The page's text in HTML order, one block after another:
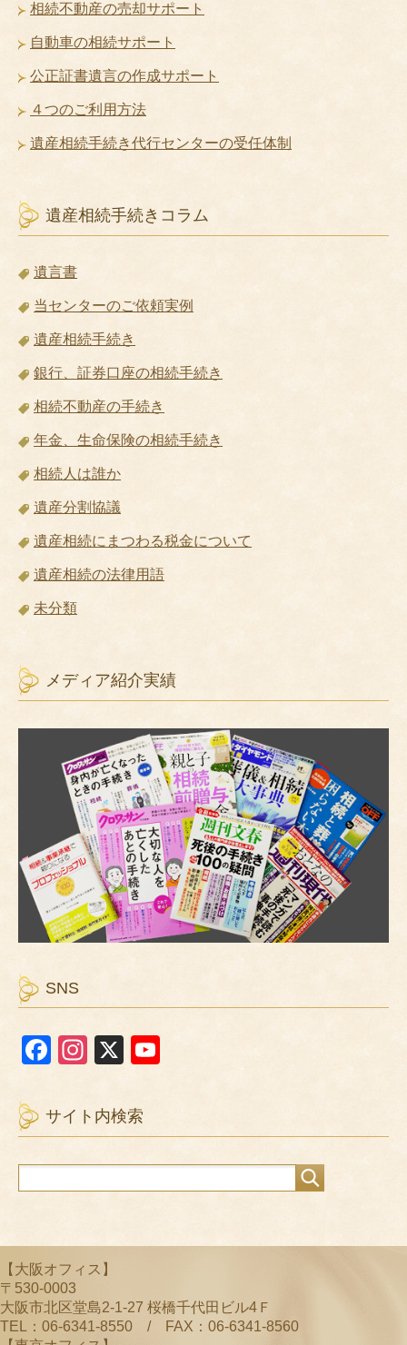
相続不動産の売却サポート
自動車の相続サポート
公正証書遺言の作成サポート
４つのご利用方法
遺産相続手続き代行センターの受任体制
遺産相続手続きコラム
遺言書
当センターのご依頼実例
遺産相続手続き
銀行、証券口座の相続手続き
相続不動産の手続き
年金、生命保険の相続手続き
相続人は誰か
遺産分割協議
遺産相続にまつわる税金について
遺産相続の法律用語
未分類
メディア紹介実績
SNS
F
c
e
b
o
k
In
a
gr
a
m
X
T
u
b
C
a
サイト内検索
【大阪オフィス】
〒530-0003
大阪市北区堂島2-1-27 桜橋千代田ビル4Ｆ
TEL：06-6341-8550 / FAX：06-6341-8560